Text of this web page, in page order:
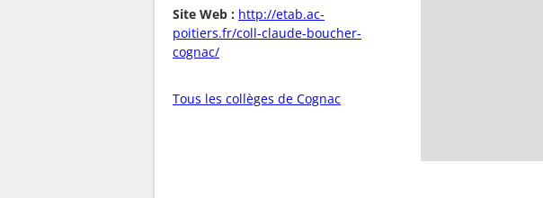
Site Web : http://etab.ac-
poitiers.fr/coll-claude-boucher-
cognac/
Tous les collèges de Cognac